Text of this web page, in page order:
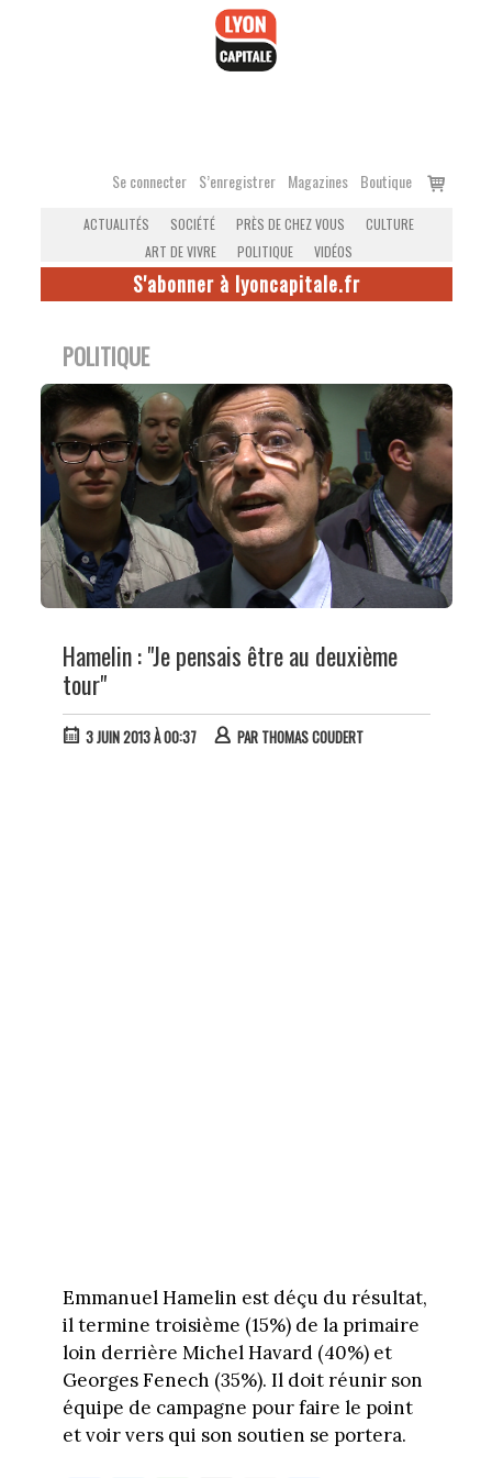
Se connecter S’enregistrer Magazines Boutique
Voir
ACTUALITÉS SOCIÉTÉ PRÈS DE CHEZ VOUS
CULTURE
ART DE VIVRE
POLITIQUE VIDÉOS
S'abonner à lyoncapitale.fr
POLITIQUE
Hamelin : "Je pensais être au deuxième
tour"
3 JUIN 2013 À 00:37 PAR THOMAS COUDERT
Emmanuel Hamelin est déçu du résultat,
il termine troisième (15%) de la primaire
loin derrière Michel Havard (40%) et
Georges Fenech (35%). Il doit réunir son
équipe de campagne pour faire le point
et voir vers qui son soutien se portera.